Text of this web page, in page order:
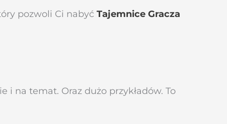
pozwoli Ci nabyć Tajemnice Gracza
i na temat. Oraz dużo przykładów. To